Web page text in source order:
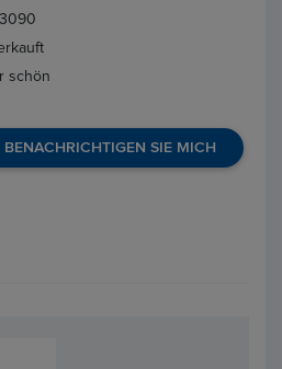
schön
BENACHRICHTIGEN SIE MICH